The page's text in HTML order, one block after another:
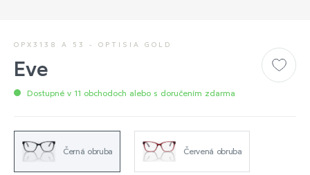
OPX3138 A 53 - OPTISIA GOLD
Eve
Dostupné v 11 obchodoch alebo s doručením zdarma
Černá obruba Červená obruba